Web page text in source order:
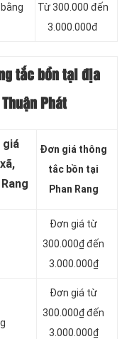
Từ 300.000 đến
3.000.000đ
tắc bồn tại địa
Phát
giá
Đơn giá thông
tắc bồn tại
Phan Rang
Đơn giá từ
300.000₫ đến
3.000.000₫
Đơn giá từ
300.000₫ đến
3.000.000₫